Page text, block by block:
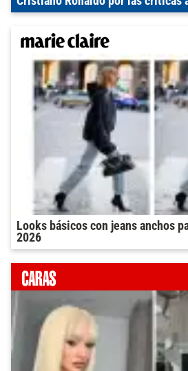
Looks básicos con jeans anchos
2026